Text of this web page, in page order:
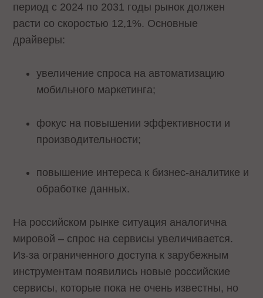
период с 2024 по 2031 годы рынок должен
расти со скоростью 12,1%. Основные
драйверы:
увеличение спроса на автоматизацию
мобильного маркетинга;
фокус на повышении эффективности и
производительности;
повышение интереса к бизнес-аналитике и
обработке данных.
На российском рынке ситуация аналогична
мировой – спрос на сервисы увеличивается.
Из-за ограниченного доступа к зарубежным
инструментам появились новые российские
сервисы, которые пока не очень известны, но